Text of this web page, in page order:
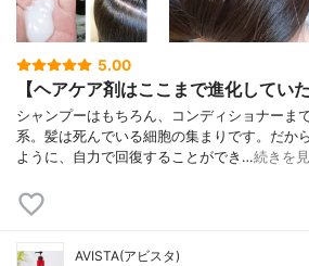
5.00
【ヘアケア剤はここまで進化していた
シャンプーはもちろん、コンディショナーま
系。髪は死んでいる細胞の集まりです。だか
ように、自力で回復することができ…続きを
AVISTA(アビスタ)